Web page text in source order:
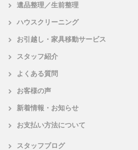
遺品整理／生前整理
ハウスクリーニング
お引越し・家具移動サービス
スタッフ紹介
よくある質問
お客様の声
新着情報・お知らせ
お支払い方法について
スタッフブログ